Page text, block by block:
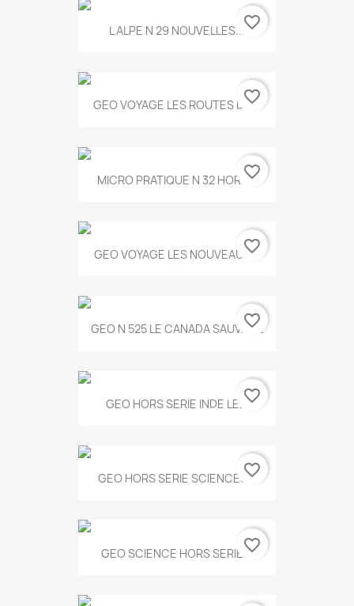
L ALPE N 29 NOUVELLES...favorite_border
GEO VOYAGE LES ROUTES DE...
favorite_border
MICRO PRATIQUE N 32 HORS...
favorite_border
GEO VOYAGE LES NOUVEAUX...
favorite_border
GEO N 525 LE CANADA SAUVAGE
favorite_border
GEO HORS SERIE INDE LE...favorite_border
GEO HORS SERIE SCIENCES...
favorite_border
GEO SCIENCE HORS SERIE...favorite_border